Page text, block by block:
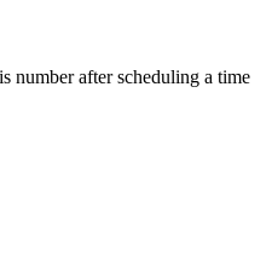
number after scheduling a time